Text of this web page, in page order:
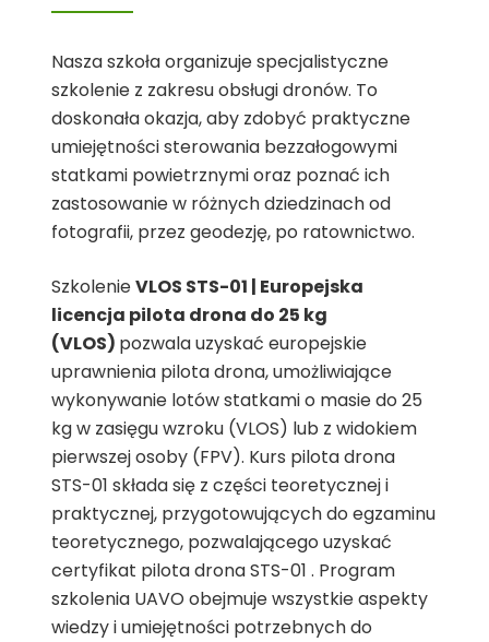
Nasza szkoła organizuje specjalistyczne
szkolenie z zakresu obsługi dronów. To
doskonała okazja, aby zdobyć praktyczne
umiejętności sterowania bezzałogowymi
statkami powietrznymi oraz poznać ich
zastosowanie w różnych dziedzinach od
fotografii, przez geodezję, po ratownictwo.
SzkolenieVLOS STS-01 | Europejska
licencja pilota drona do 25 kg
(VLOS) pozwala uzyskać europejskie
uprawnienia pilota drona, umożliwiające
wykonywanie lotów statkami o masie do 25
kg w zasięgu wzroku (VLOS) lub z widokiem
pierwszej osoby (FPV). Kurs pilota drona
STS-01 składa się z części teoretycznej i
praktycznej, przygotowujących do egzaminu
teoretycznego, pozwalającego uzyskać
certyfikat pilota drona STS-01 . Program
szkolenia UAVO obejmuje wszystkie aspekty
wiedzy i umiejętności potrzebnych do